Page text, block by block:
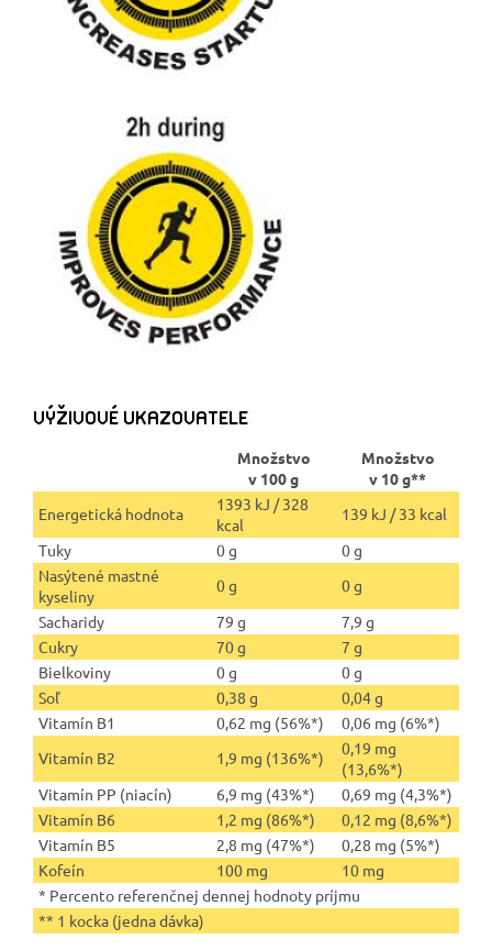
VÝŽIVOVÉ UKAZOVATELE
Množstvo
v 100 g
Množstvo
v 10 g**
Energetická hodnota
1393 kJ / 328
kcal
139 kJ / 33 kcal
Tuky
0 g
0 g
Nasýtené mastné
kyseliny
0 g
0 g
Sacharidy
79 g
7,9 g
Cukry
70 g
7 g
Bielkoviny
0 g
0 g
Soľ
0,38 g
0,04 g
Vitamín B1
0,62 mg (56%*)
0,06 mg (6%*)
Vitamín B2
1,9 mg (136%*)
0,19 mg
(13,6%*)
Vitamín PP (niacín)
6,9 mg (43%*)
0,69 mg (4,3%*)
Vitamín B6
1,2 mg (86%*)
0,12 mg (8,6%*)
Vitamín B5
2,8 mg (47%*)
0,28 mg (5%*)
Kofeín
100 mg
10 mg
* Percento referenčnej dennej hodnoty príjmu
** 1 kocka (jedna dávka)